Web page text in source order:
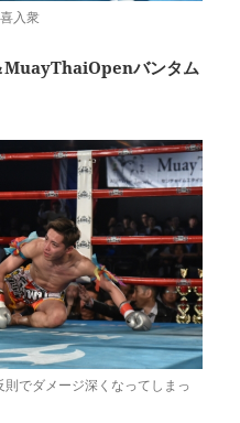
入衆
バンタム
でダメージ深くなってしまっ